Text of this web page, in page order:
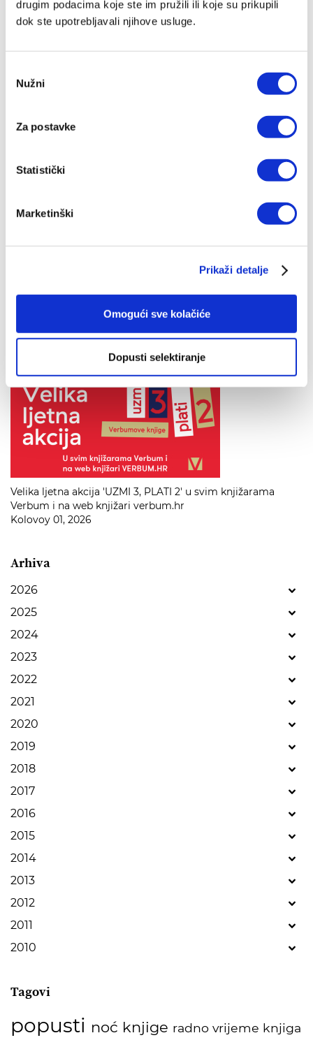
drugim podacima koje ste im pružili ili koje su prikupili
dok ste upotrebljavali njihove usluge.
pristanka
Nužni
Za postavke
Statistički
Marketinški
Prikaži detalje
Omogući sve kolačiće
Dopusti selektiranje
Kolovoy 03, 2026
Knjiga 'Edenbrooke' uz 40% popusta za članove kluba
Velika ljetna akcija 'UZMI 3, PLATI 2' u svim knjižarama
Verbum i na web knjižari verbum.hr
Kolovoy 01, 2026
Arhiva
2026
2025
2024
2023
2022
2021
2020
2019
2018
2017
2016
2015
2014
2013
2012
2011
2010
Tagovi
popusti noć knjige radno vrijeme knjiga